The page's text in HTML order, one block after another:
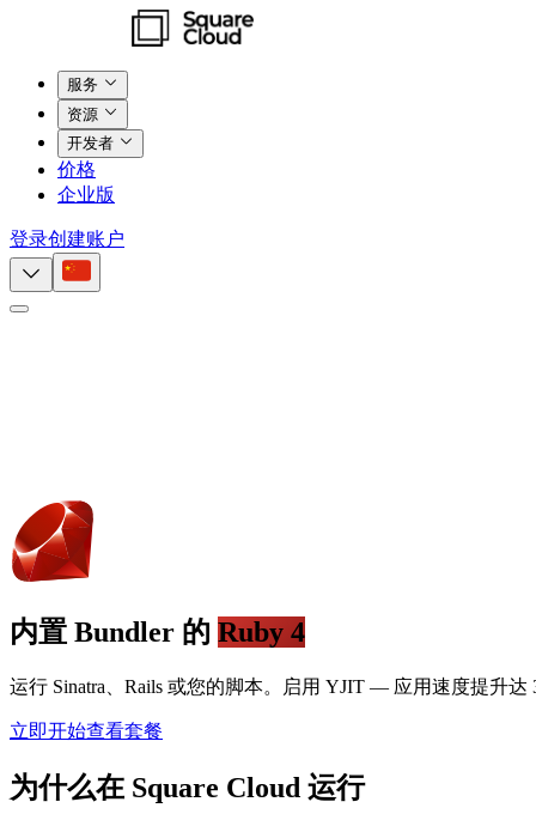
服务
资源
开发者
价格
企业版
登录创建账户
内置 Bundler 的 Ruby 4
运行 Sinatra、Rails 或您的脚本。启用 YJIT — 应用速度提升达
立即开始查看套餐
为什么在 Square Cloud 运行